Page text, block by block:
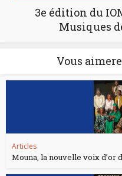
3e édition du
Musiques
Vous
Articles
Mouna, la nouvelle voix d’or